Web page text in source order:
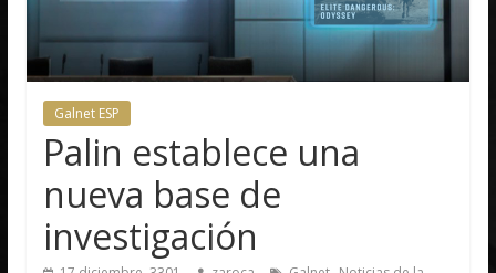
Galnet ESP
Palin establece una
nueva base de
investigación